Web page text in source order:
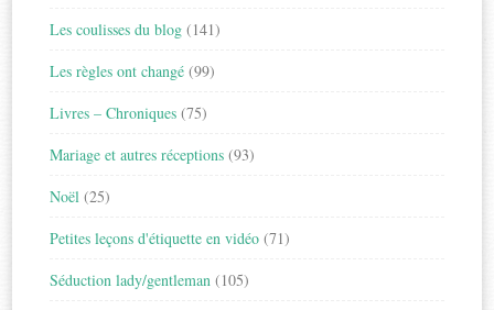
Les coulisses du blog (141)
Les règles ont changé (99)
Livres – Chroniques (75)
Mariage et autres réceptions (93)
Noël (25)
Petites leçons d'étiquette en vidéo (71)
Séduction lady/gentleman (105)